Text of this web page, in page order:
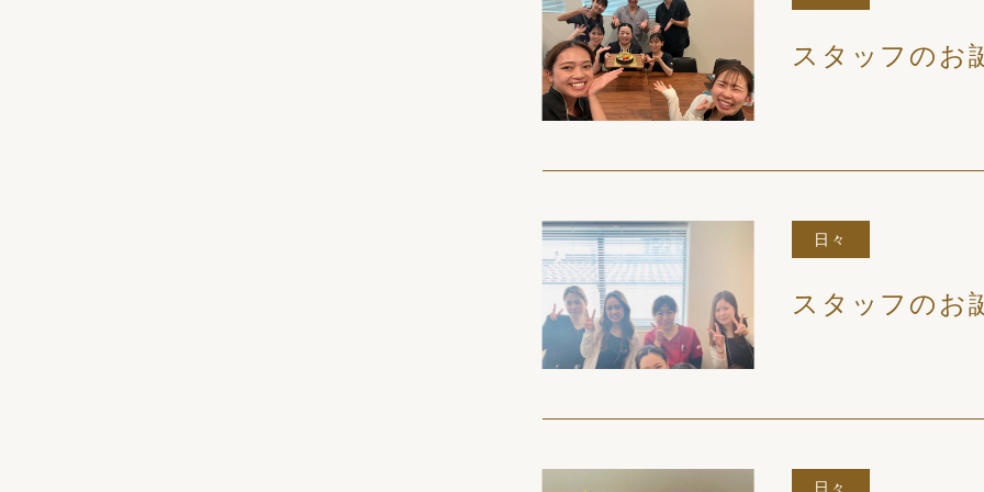
スタッフのお
日々
スタッフのお
日々